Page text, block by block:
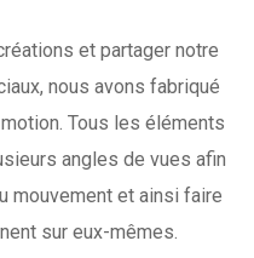
et partager notre
nous avons fabriqué
Tous les éléments
angles de vues afin
mouvement et ainsi faire
sur eux-mêmes.